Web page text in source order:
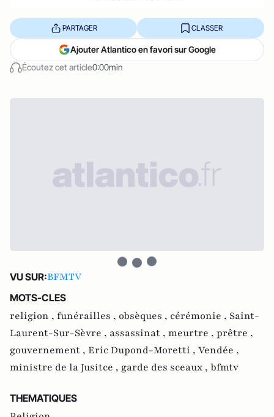
Écoutez cet article0:00min
PARTAGER CLASSER
Ajouter Atlantico en favori sur Google
VU SUR:BFMTV
MOTS-CLES
religion , funérailles , obsèques , cérémonie , Saint-
Laurent-Sur-Sèvre , assassinat , meurtre , prêtre ,
gouvernement , Eric Dupond-Moretti , Vendée ,
ministre de la Jusitce , garde des sceaux , bfmtv
THEMATIQUES